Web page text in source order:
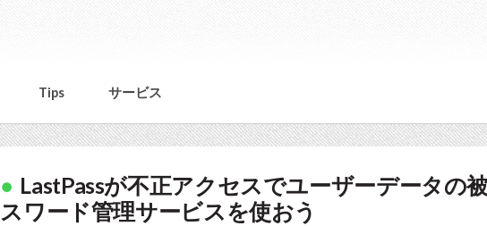
Tips サービス
LastPassが不正アクセスでユーザーデータの
スワード管理サービスを使おう